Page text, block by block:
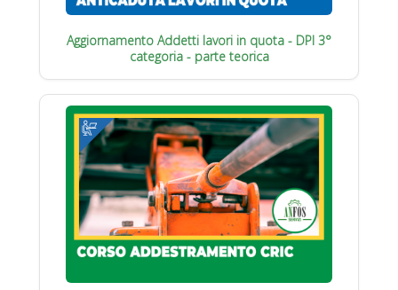
Aggiornamento Addetti lavori in quota - DPI 3°
categoria - parte teorica